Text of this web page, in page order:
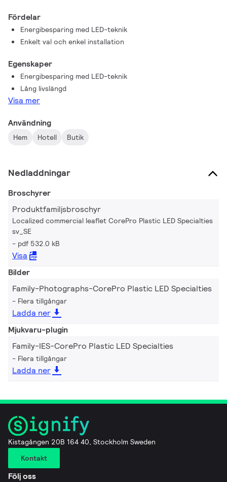
Fördelar
Energibesparing med LED-teknik
Enkelt val och enkel installation
Egenskaper
Energibesparing med LED-teknik
Lång livslängd
Visa mer
Användning
Hem Hotell Butik
Nedladdningar
Broschyrer
Produktfamiljsbroschyr
Localized commercial leaflet CorePro Plastic LED Specialties
sv_SE
pdf 532.0 kB
Visa
Bilder
Family-Photographs-CorePro Plastic LED Specialties
Flera tillgångar
Ladda ner
Mjukvaru-plugin
Family-IES-CorePro Plastic LED Specialties
Flera tillgångar
Ladda ner
Kistagången 20B 164 40, Stockholm Sweden
Kontakt
Följ oss